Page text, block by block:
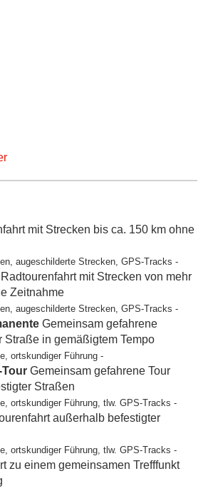
mit Strecken bis ca. 150 km ohne
augeschilderte Strecken, GPS-Tracks -
Radtourenfahrt mit Strecken von mehr
Zeitnahme
augeschilderte Strecken, GPS-Tracks -
Gemeinsam gefahrene
Straße in gemäßigtem Tempo
ortskundiger Führung -
Tour Gemeinsam gefahrene Tour
Straßen
ortskundiger Führung, tlw. GPS-Tracks -
außerhalb befestigter
ortskundiger Führung, tlw. GPS-Tracks -
zu einem gemeinsamen Trefffunkt